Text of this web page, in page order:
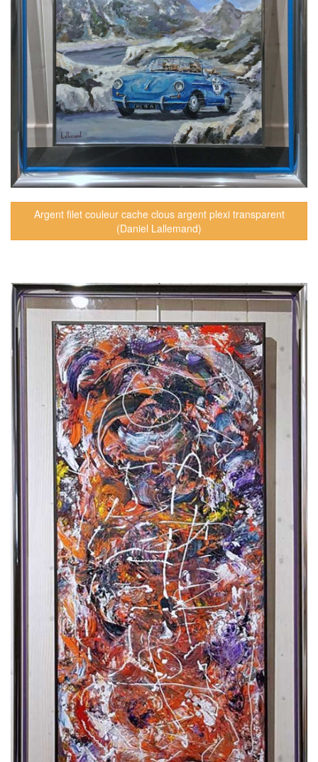
Argent filet couleur cache clous argent plexi transparent
(Daniel Lallemand)